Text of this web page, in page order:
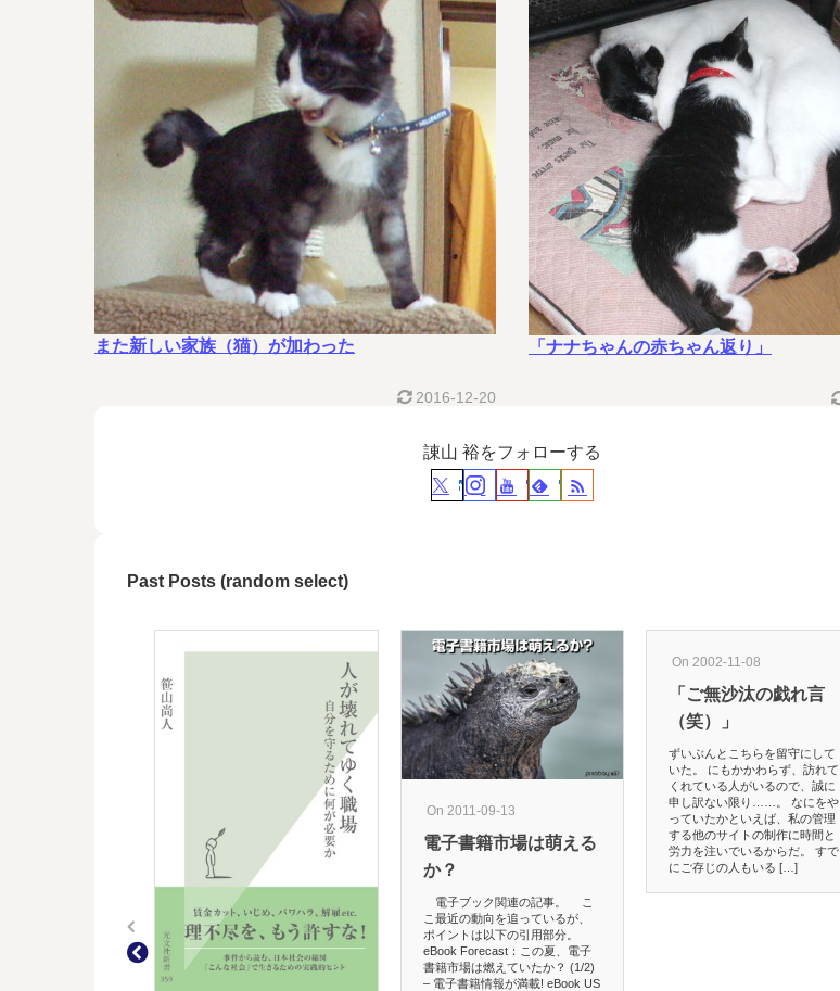
また新しい家族（猫）が加わった
2016-12-20
「ナナちゃんの赤ちゃん返り」
諌山 裕をフォローする
Past Posts (random select)
On 2011-09-13
電子書籍市場は萌える
か？
電子ブック関連の記事。 こ
こ最近の動向を追っているが、
ポイントは以下の引用部分。
eBook Forecast：この夏、電子
書籍市場は燃えていたか？ (1/2)
– 電子書籍情報が満載! eBook US
On 2002-11-08
「ご無沙汰の戯れ言
（笑）」
ずいぶんとこちらを留守にして
いた。 にもかかわらず、訪れて
くれている人がいるので、誠に
申し訳ない限り……。 なにをや
っていたかといえば、私の管理
する他のサイトの制作に時間と
労力を注いでいるからだ。 すで
にご存じの人もいる […]